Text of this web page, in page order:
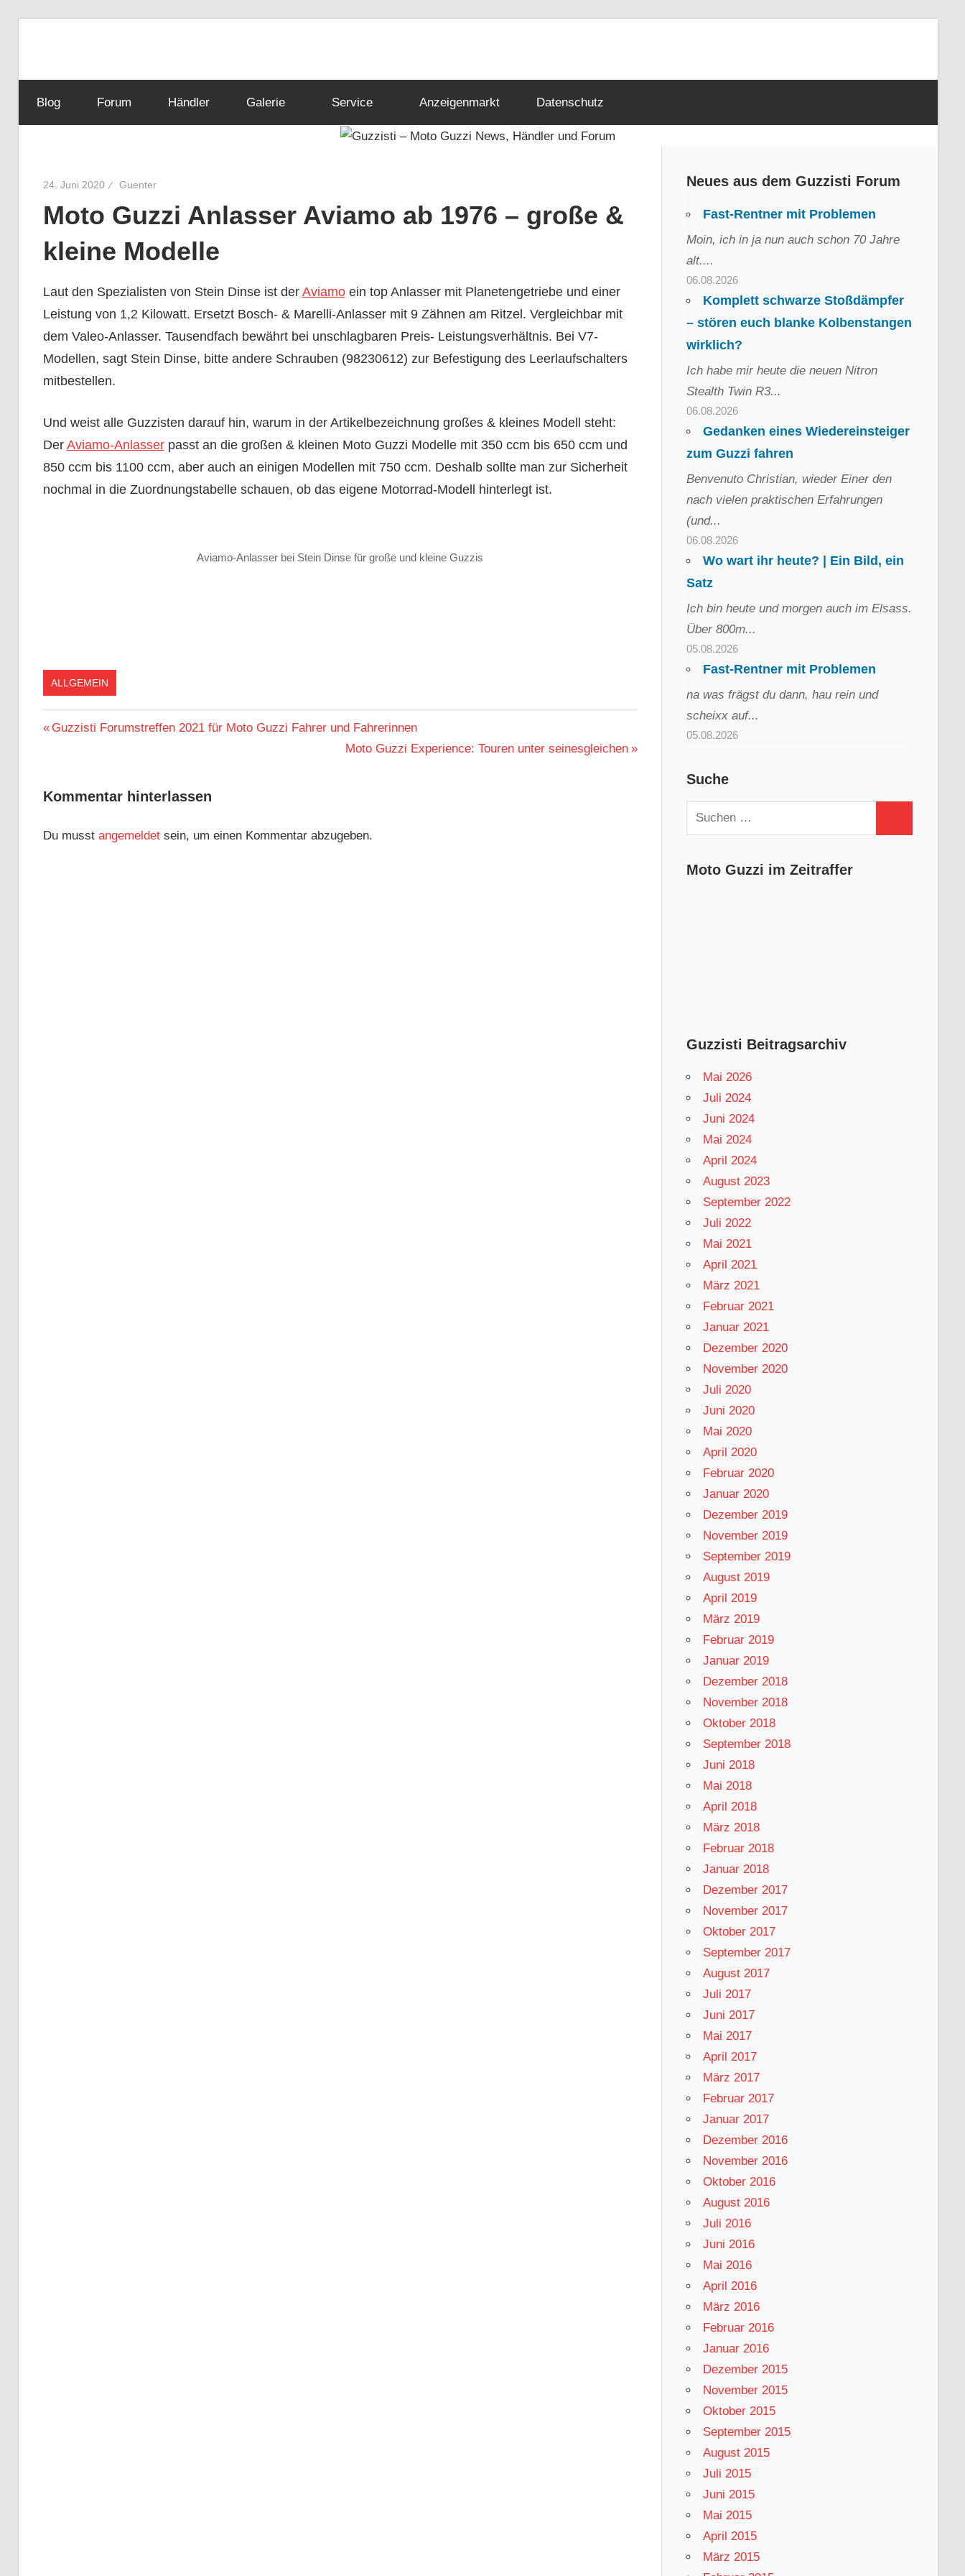
Guzzisti
–
Moto
Guzzi
News,
Händler
Forum
Blog Forum Händler Galerie Service Anzeigenmarkt Datenschutz
24. Juni 2020 Guenter
Moto Guzzi Anlasser Aviamo ab 1976 – große &
kleine Modelle
Laut den Spezialisten von Stein Dinse ist der Aviamoein top Anlasser mit Planetengetriebe und einer
Leistung von 1,2 Kilowatt. Ersetzt Bosch- & Marelli-Anlasser mit 9 Zähnen am Ritzel. Vergleichbar mit
dem Valeo-Anlasser. Tausendfach bewährt bei unschlagbaren Preis- Leistungsverhältnis. Bei V7-
Modellen, sagt Stein Dinse, bitte andere Schrauben (98230612) zur Befestigung des Leerlaufschalters
mitbestellen.
Und weist alle Guzzisten darauf hin, warum in der Artikelbezeichnung großes & kleines Modell steht:
Der Aviamo-Anlasserpasst an die großen & kleinen Moto Guzzi Modelle mit 350 ccm bis 650 ccm und
850 ccm bis 1100 ccm, aber auch an einigen Modellen mit 750 ccm. Deshalb sollte man zur Sicherheit
nochmal in die Zuordnungstabelle schauen, ob das eigene Motorrad-Modell hinterlegt ist.
Aviamo-Anlasser bei Stein Dinse für große und kleine Guzzis
ALLGEMEIN
Beitragsnavigation
Vorheriger
Guzzisti Forumstreffen 2021 für Moto Guzzi Fahrer und Fahrerinnen
Nächster
Moto Guzzi Experience: Touren unter seinesgleichen
Kommentar hinterlassen
Du musst angemeldetsein, um einen Kommentar abzugeben.
Neues aus dem Guzzisti Forum
Fast-Rentner mit Problemen
Moin, ich in ja nun auch schon 70 Jahre
alt....
06.08.2026
Komplett schwarze Stoßdämpfer
– stören euch blanke Kolbenstangen
wirklich?
Ich habe mir heute die neuen Nitron
Stealth Twin R3...
06.08.2026
Gedanken eines Wiedereinsteiger
zum Guzzi fahren
Benvenuto Christian, wieder Einer den
nach vielen praktischen Erfahrungen
(und...
06.08.2026
Wo wart ihr heute? | Ein Bild, ein
Satz
Ich bin heute und morgen auch im Elsass.
Über 800m...
05.08.2026
Fast-Rentner mit Problemen
na was frägst du dann, hau rein und
scheixx auf...
05.08.2026
Suche
Suchen
nach:
Moto Guzzi im Zeitraffer
Guzzisti Beitragsarchiv
Mai 2026
Juli 2024
Juni 2024
Mai 2024
April 2024
August 2023
September 2022
Juli 2022
Mai 2021
April 2021
März 2021
Februar 2021
Januar 2021
Dezember 2020
November 2020
Juli 2020
Juni 2020
Mai 2020
April 2020
Februar 2020
Januar 2020
Dezember 2019
November 2019
September 2019
August 2019
April 2019
März 2019
Februar 2019
Januar 2019
Dezember 2018
November 2018
Oktober 2018
September 2018
Juni 2018
Mai 2018
April 2018
März 2018
Februar 2018
Januar 2018
Dezember 2017
November 2017
Oktober 2017
September 2017
August 2017
Juli 2017
Juni 2017
Mai 2017
April 2017
März 2017
Februar 2017
Januar 2017
Dezember 2016
November 2016
Oktober 2016
August 2016
Juli 2016
Juni 2016
Mai 2016
April 2016
März 2016
Februar 2016
Januar 2016
Dezember 2015
November 2015
Oktober 2015
September 2015
August 2015
Juli 2015
Juni 2015
Mai 2015
April 2015
März 2015